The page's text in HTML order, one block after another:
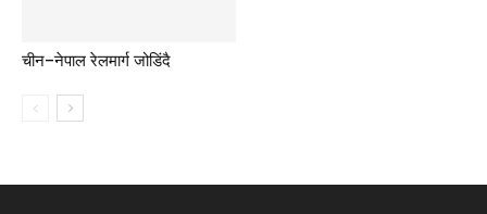
चीन–नेपाल रेलमार्ग जोडिंदै